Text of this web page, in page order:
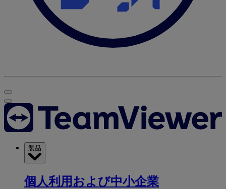
製品
個人利用および中小企業